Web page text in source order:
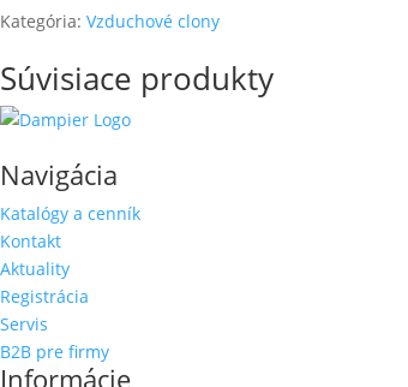
Kategória: Vzduchové clony
Súvisiace produkty
Navigácia
Katalógy a cenník
Kontakt
Aktuality
Registrácia
Servis
B2B pre firmy
Informácie